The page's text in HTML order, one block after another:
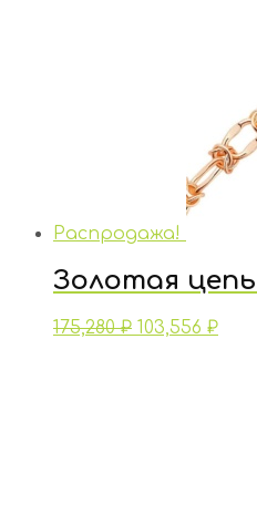
Распродажа!
Золотая
175,280₽ 103,556 ₽